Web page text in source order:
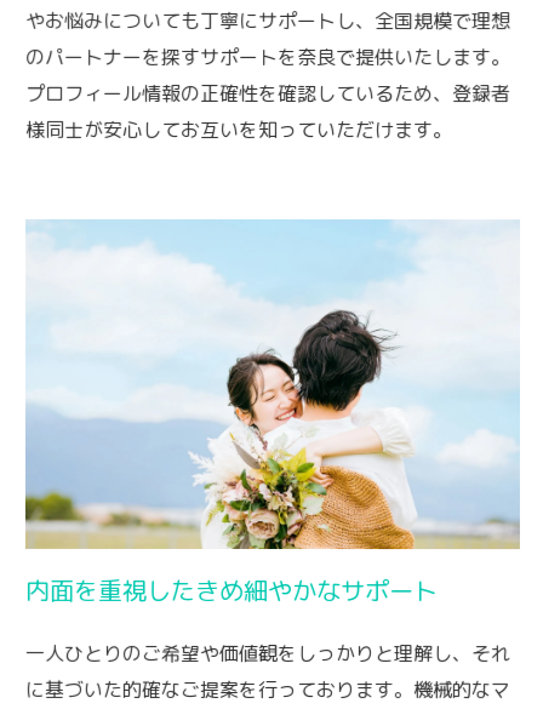
やお悩みについても丁寧にサポートし、全国規模で理想
のパートナーを探すサポートを奈良で提供いたします。
プロフィール情報の正確性を確認しているため、登録者
様同士が安心してお互いを知っていただけます。
内面を重視したきめ細やかなサポート
一人ひとりのご希望や価値観をしっかりと理解し、それ
に基づいた的確なご提案を行っております。機械的なマ